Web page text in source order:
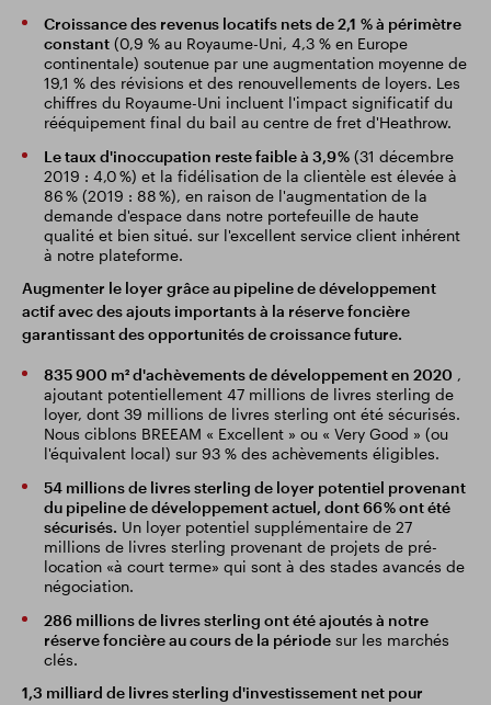
Croissance des revenus locatifs nets de 2,1 % à périmètre
constant (0,9 % au Royaume-Uni, 4,3 % en Europe
continentale) soutenue par une augmentation moyenne de
19,1 % des révisions et des renouvellements de loyers. Les
chiffres du Royaume-Uni incluent l'impact significatif du
rééquipement final du bail au centre de fret d'Heathrow.
Le taux d'inoccupation reste faible à 3,9 % (31 décembre
2019 : 4,0 %) et la fidélisation de la clientèle est élevée à
86 % (2019 : 88 %), en raison de l'augmentation de la
demande d'espace dans notre portefeuille de haute
qualité et bien situé. sur l'excellent service client inhérent
à notre plateforme.
Augmenter le loyer grâce au pipeline de développement
actif avec des ajouts importants à la réserve foncière
garantissant des opportunités de croissance future.
835 900 m² d'achèvements de développement en 2020 ,
ajoutant potentiellement 47 millions de livres sterling de
loyer, dont 39 millions de livres sterling ont été sécurisés.
Nous ciblons BREEAM « Excellent » ou « Very Good » (ou
l'équivalent local) sur 93 % des achèvements éligibles.
54 millions de livres sterling de loyer potentiel provenant
du pipeline de développement actuel, dont 66 % ont été
sécurisés. Un loyer potentiel supplémentaire de 27
millions de livres sterling provenant de projets de pré-
location «à court terme» qui sont à des stades avancés de
négociation.
286 millions de livres sterling ont été ajoutés à notre
réserve foncière au cours de la période sur les marchés
clés.
1,3 milliard de livres sterling d'investissement net pour